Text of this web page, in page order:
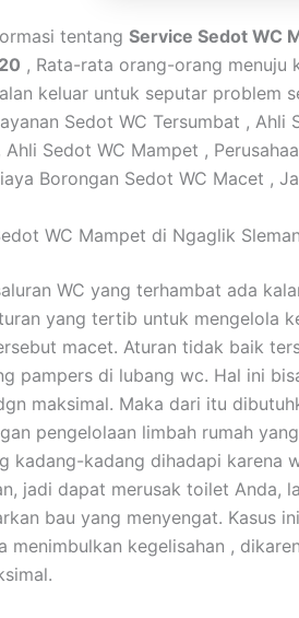
tentang Service Sedot WC
, Rata-rata orang-orang menuju
keluar untuk seputar problem
Sedot WC Tersumbat , Ahli
Ahli Sedot WC Mampet ,
Borongan Sedot WC Macet ,
WC Mampet di Ngaglik
WC yang terhambat ada
yang tertib untuk mengelola
macet. Aturan tidak baik
pampers di lubang wc. Hal ini
maksimal. Maka dari itu
pengelolaan limbah rumah
kadang-kadang dihadapi karena
jadi dapat merusak toilet Anda,
bau yang menyengat. Kasus
menimbulkan kegelisahan ,